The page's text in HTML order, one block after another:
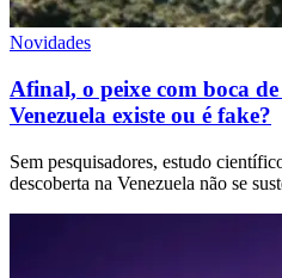
Novidades
Afinal, o peixe com boca
Venezuela existe ou é fake?
Sem pesquisadores, estudo
descoberta na Venezuela não se